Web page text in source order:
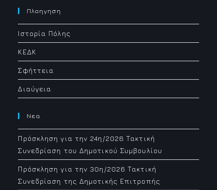
Πλοηγηση
Ιστορία Πόλης
ΚΕΔΚ
Σφήττεια
Διαύγεια
Νεα
Πρόσκληση για την 24η/2026 Τακτική
Συνεδρίαση του Δημοτικού Συμβουλίου
Πρόσκληση για την 30η/2026 Τακτική
Συνεδρίαση της Δημοτικής Επιτροπής